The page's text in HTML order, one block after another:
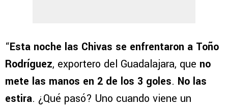
“Esta noche las Chivas se enfrentaron a Toño
Rodríguez, exportero del Guadalajara, que no
mete las manos en 2 de los 3 goles. No las
estira. ¿Qué pasó? Uno cuando viene un